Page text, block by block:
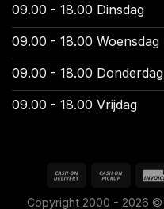
09.00 - 18.00 Dinsdag
09.00 - 18.00 Woensdag
09.00 - 18.00 Donderdag
09.00 - 18.00 Vrijdag
Copyright 2000 - 2026 ©